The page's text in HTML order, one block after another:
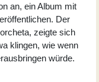
an, ein Album mit
Der
zeigte sich
klingen, wie wenn
würde.